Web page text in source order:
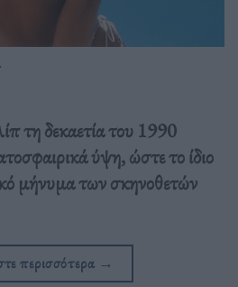
τη δεκαετία του 1990
ύψη, ώστε το ίδιο
μήνυμα των σκηνοθετών
περισσότερα →